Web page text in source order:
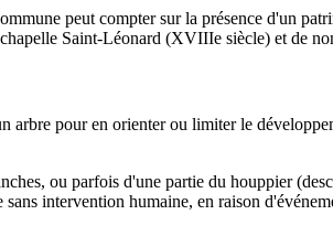
peut compter sur la présence d'un
Saint-Léonard (XVIIIe siècle) et de
arbre pour en orienter ou limiter le
ou parfois d'une partie du houppier
intervention humaine, en raison